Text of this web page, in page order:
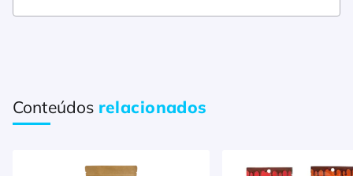
Conteúdos relacionados